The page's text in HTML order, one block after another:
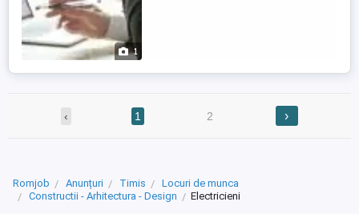
1
‹ 1 2 ›
Romjob Anunțuri Timis
Locuri de munca
Constructii - Arhitectura - Design
Electricieni